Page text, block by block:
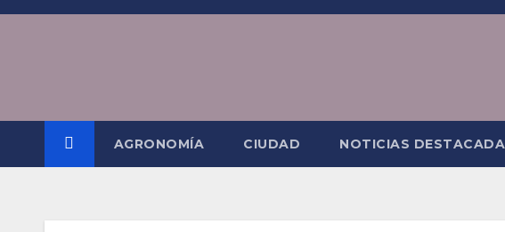
Saltar
AGRONOMÍA CIUDAD NOTICIAS